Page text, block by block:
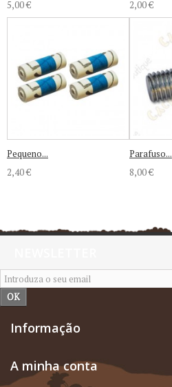
5,00 €
2,00 €
Pequeno...
2,40 €
Parafuso...
8,00 €
OK
Informação
A minha conta